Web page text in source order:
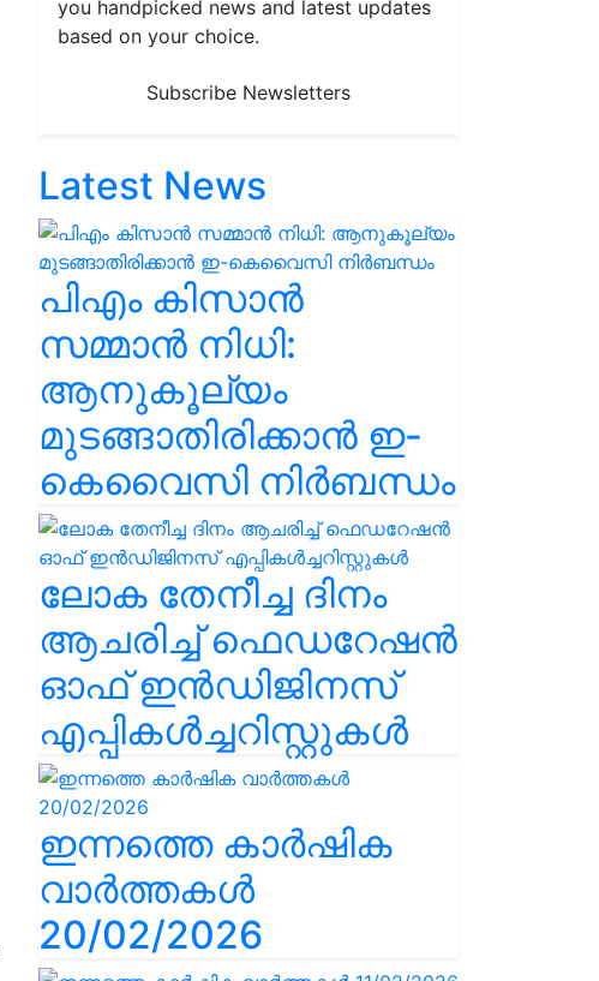
you handpicked news and latest updates
based on your choice.
Subscribe Newsletters
Latest News
പിഎം കിസാൻ
സമ്മാൻ നിധി:
ആനുകൂല്യം
മുടങ്ങാതിരിക്കാൻ ഇ-
കെവൈസി നിർബന്ധം
ലോക തേനീച്ച ദിനം
ആചരിച്ച് ഫെഡറേഷൻ
ഓഫ് ഇൻഡിജിനസ്
എപ്പികൾച്ചറിസ്റ്റുകൾ
ഇന്നത്തെ കാർഷിക
വാർത്തകൾ
20/02/2026